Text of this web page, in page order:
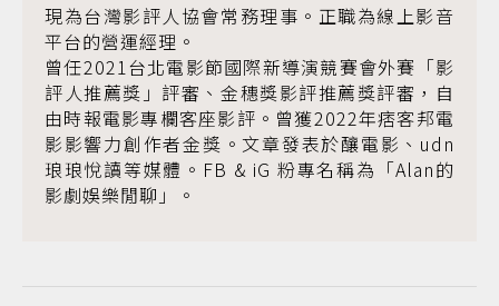
現為台灣影評人協會常務理事。正職為線上影音
平台的營運經理。
曾任2021台北電影節國際新導演競賽會外賽「影
評人推薦獎」評審、金穗獎影評推薦獎評審，自
由時報電影專欄客座影評。曾獲2022年痞客邦電
影影響力創作者金獎。文章發表於釀電影、udn
琅琅悅讀等媒體。FB & iG 粉專名稱為「Alan的
影劇娛樂閒聊」。